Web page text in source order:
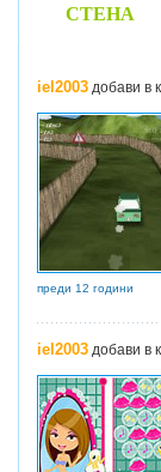
СТЕНА
iel2003 добави в
преди 12 години
iel2003 добави в